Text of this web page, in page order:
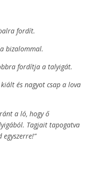
fordít.
bizalommal.
fordítja a talyigát.
és nagyot csap a lova
a ló, hogy ő
Tagjait tapogatva